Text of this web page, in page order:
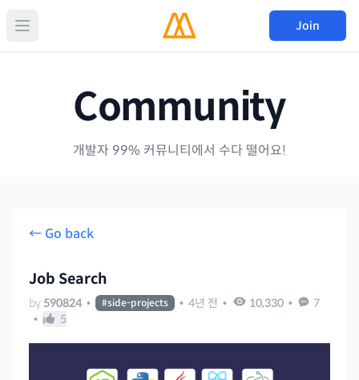
Join
Community
개발자 99% 커뮤니티에서 수다 떨어요!
← Go back
Job Search
by 590824 • #side-projects • 4년 전 • 10,330 •
7
•
5